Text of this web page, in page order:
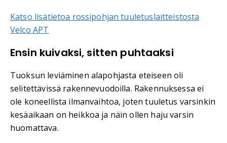
Katso lisätietoa rossipohjan tuuletuslaitteistosta
Velco APT
Ensin kuivaksi, sitten puhtaaksi
Tuoksun leviäminen alapohjasta eteiseen oli
selitettävissä rakennevuodoilla. Rakennuksessa ei
ole koneellista ilmanvaihtoa, joten tuuletus varsinkin
kesäaikaan on heikkoa ja näin ollen haju varsin
huomattava.